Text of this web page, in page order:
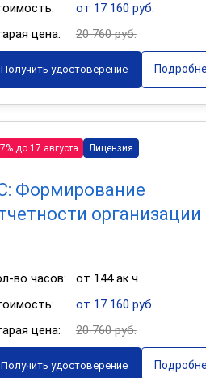
от 17 160 руб.
цена:
20 760 руб.
Получить удостоверение
до 17 августа Лицензия
Формирование
организации
во часов:
от 144 ак.ч
от 17 160 руб.
цена:
20 760 руб.
Получить удостоверение